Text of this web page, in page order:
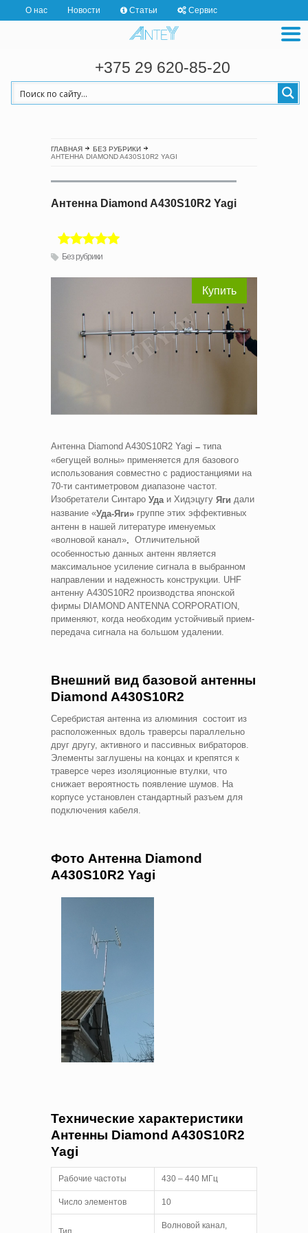
О нас Новости Статьи Сервис
+375 29 620-85-20
ГЛАВНАЯ
БЕЗ РУБРИКИ
АНТЕННА DIAMOND A430S10R2 YAGI
Антенна Diamond A430S10R2 Yagi
Без рубрики
Купить
Антенна Diamond A430S10R2 Yagi – типа
«бегущей волны» применяется для базового
использования совместно с радиостанциями на
70-ти сантиметровом диапазоне частот.
Изобретатели Синтаро Уда и Хидэцугу Яги дали
название «Уда-Яги» группе этих эффективных
антенн в нашей литературе именуемых
«волновой канал». Отличительной
особенностью данных антенн является
максимальное усиление сигнала в выбранном
направлении и надежность конструкции. UHF
антенну A430S10R2 производства японской
фирмы DIAMOND ANTENNA CORPORATION,
применяют, когда необходим устойчивый прием-
передача сигнала на большом удалении.
Внешний вид базовой антенны
Diamond A430S10R2
Серебристая антенна из алюминия состоит из
расположенных вдоль траверсы параллельно
друг другу, активного и пассивных вибраторов.
Элементы заглушены на концах и крепятся к
траверсе через изоляционные втулки, что
снижает вероятность появление шумов. На
корпусе установлен стандартный разъем для
подключения кабеля.
Фото Антенна Diamond
A430S10R2 Yagi
Технические характеристики
Антенны Diamond A430S10R2
Yagi
Рабочие частоты 430 – 440 МГц
Число элементов 10
Волновой канал,